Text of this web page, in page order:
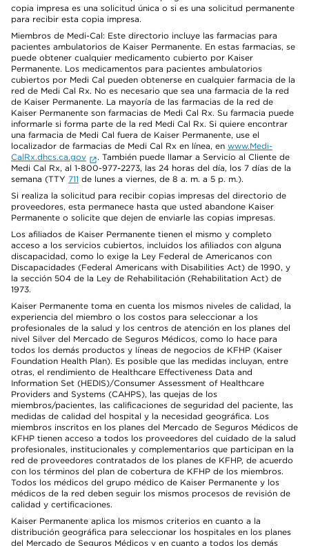
copia impresa es una solicitud única o si es una solicitud permanente
para recibir esta copia impresa.
Miembros de Medi-Cal: Este directorio incluye las farmacias para
pacientes ambulatorios de Kaiser Permanente. En estas farmacias, se
puede obtener cualquier medicamento cubierto por Kaiser
Permanente. Los medicamentos para pacientes ambulatorios
cubiertos por Medi Cal pueden obtenerse en cualquier farmacia de la
red de Medi Cal Rx. No es necesario que sea una farmacia de la red
de Kaiser Permanente. La mayoría de las farmacias de la red de
Kaiser Permanente son farmacias de Medi Cal Rx. Su farmacia puede
informarle si forma parte de la red Medi Cal Rx. Si quiere encontrar
una farmacia de Medi Cal fuera de Kaiser Permanente, use el
localizador de farmacias de Medi Cal Rx en línea, en www.Medi-
CalRx.dhcs.ca.gov
. También puede llamar a Servicio al Cliente de
Medi Cal Rx, al 1-800-977-2273, las 24 horas del día, los 7 días de la
semana (TTY 711 de lunes a viernes, de 8 a. m. a 5 p. m.).
Si realiza la solicitud para recibir copias impresas del directorio de
proveedores, esta permanece hasta que usted abandone Kaiser
Permanente o solicite que dejen de enviarle las copias impresas.
Los afiliados de Kaiser Permanente tienen el mismo y completo
acceso a los servicios cubiertos, incluidos los afiliados con alguna
discapacidad, como lo exige la Ley Federal de Americanos con
Discapacidades (Federal Americans with Disabilities Act) de 1990, y
la sección 504 de la Ley de Rehabilitación (Rehabilitation Act) de
1973.
Kaiser Permanente toma en cuenta los mismos niveles de calidad, la
experiencia del miembro o los costos para seleccionar a los
profesionales de la salud y los centros de atención en los planes del
nivel Silver del Mercado de Seguros Médicos, como lo hace para
todos los demás productos y líneas de negocios de KFHP (Kaiser
Foundation Health Plan). Es posible que las medidas incluyan, entre
otras, el rendimiento de Healthcare Effectiveness Data and
Information Set (HEDIS)/Consumer Assessment of Healthcare
Providers and Systems (CAHPS), las quejas de los
miembros/pacientes, las calificaciones de seguridad del paciente, las
medidas de calidad del hospital y la necesidad geográfica. Los
miembros inscritos en los planes del Mercado de Seguros Médicos de
KFHP tienen acceso a todos los proveedores del cuidado de la salud
profesionales, institucionales y complementarios que participan en la
red de proveedores contratados de los planes de KFHP, de acuerdo
con los términos del plan de cobertura de KFHP de los miembros.
Todos los médicos del grupo médico de Kaiser Permanente y los
médicos de la red deben seguir los mismos procesos de revisión de
calidad y certificaciones.
Kaiser Permanente aplica los mismos criterios en cuanto a la
distribución geográfica para seleccionar los hospitales en los planes
del Mercado de Seguros Médicos y en cuanto a todos los demás